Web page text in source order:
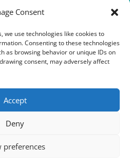
Consent
we use technologies like cookies to
Consenting to these technologies
as browsing behavior or unique IDs on
consent, may adversely affect
Accept
Deny
preferences
2026 QHHT Romania
88 50 67